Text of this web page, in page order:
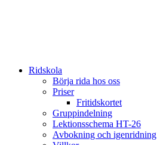
Ridskola
Börja rida hos oss
Priser
Fritidskortet
Gruppindelning
Lektionsschema HT-26
Avbokning och igenridning